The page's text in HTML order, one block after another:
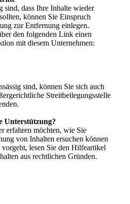
sind, dass Ihre Inhalte wieder
können Sie Einspruch
zur Entfernung einlegen.
den folgenden Link einen
mit diesem Unternehmen:
sind, können Sie sich auch
Streitbeilegungsstelle
Unterstützung?
erfahren möchten, wie Sie
von Inhalten ersuchen können
lesen Sie den Hilfeartikel
aus rechtlichen Gründen.